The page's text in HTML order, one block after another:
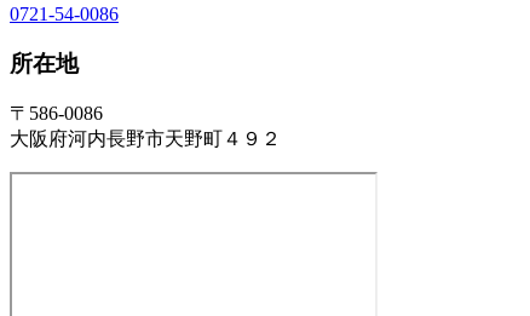
0721-54-0086
所在地
〒586-0086
大阪府河内長野市天野町４９２